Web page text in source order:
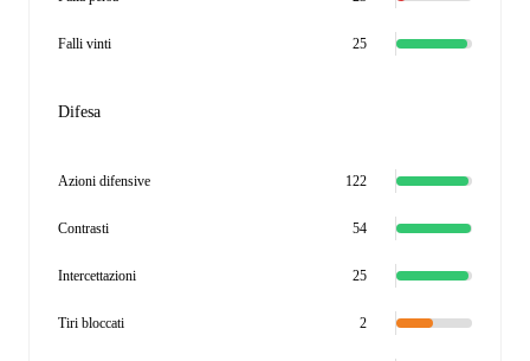
Falli vinti 25
Difesa
Azioni difensive 122
Contrasti 54
Intercettazioni 25
Tiri bloccati 2